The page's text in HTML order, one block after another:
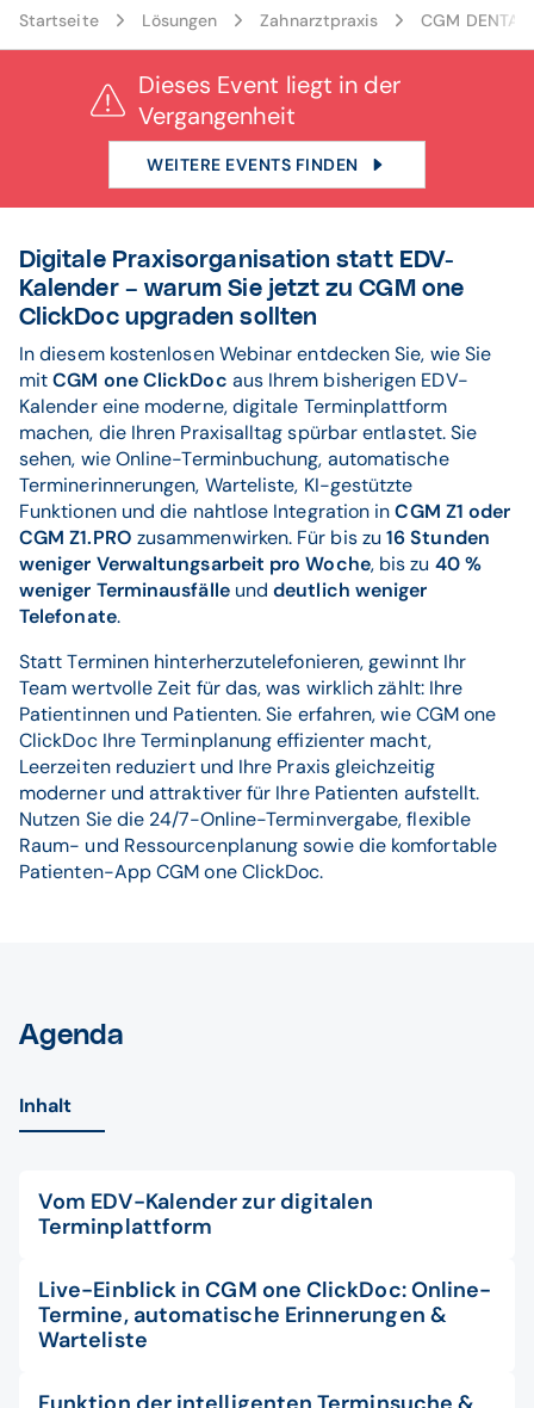
Banner ClickDoc Webinar
Startseite Lösungen Zahnarztpraxis CGM
Dieses Event liegt in der
Vergangenheit
WEITERE EVENTS FINDEN
Digitale Praxisorganisation statt EDV-
Kalender – warum Sie jetzt zu CGM one
ClickDoc upgraden sollten
In diesem kostenlosen Webinar entdecken Sie, wie Sie
mitCGM one ClickDoc aus Ihrem bisherigen EDV-
Kalender eine moderne, digitale Terminplattform
machen, die Ihren Praxisalltag spürbar entlastet. Sie
sehen, wie Online-Terminbuchung, automatische
Terminerinnerungen, Warteliste, KI-gestützte
Funktionen und die nahtlose Integration inCGM Z1 oder
CGM Z1.PRO zusammenwirken. Für bis zu16 Stunden
weniger Verwaltungsarbeit pro Woche, bis zu 40 %
weniger Terminausfälleunddeutlich weniger
Telefonate.
Statt Terminen hinterherzutelefonieren, gewinnt Ihr
Team wertvolle Zeit für das, was wirklich zählt: Ihre
Patientinnen und Patienten. Sie erfahren, wie CGM one
ClickDoc Ihre Terminplanung effizienter macht,
Leerzeiten reduziert und Ihre Praxis gleichzeitig
moderner und attraktiver für Ihre Patienten aufstellt.
Nutzen Sie die 24/7-Online-Terminvergabe, flexible
Raum- und Ressourcenplanung sowie die komfortable
Patienten-App CGM one ClickDoc.
Agenda
Inhalt
Vom EDV-Kalender zur digitalen
Terminplattform
Live-Einblick in CGM one ClickDoc: Online-
Termine, automatische Erinnerungen &
Warteliste